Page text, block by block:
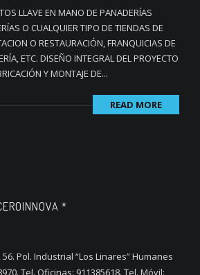
LLAVE EN MANO DE PANADERÍAS
O CUALQUIER TIPO DE TIENDAS DE
O RESTAURACIÓN, FRANQUICIAS DE
ETC. DISEÑO INTEGRAL DEL PROYECTO
Y MONTAJE DE...
READ MORE
*
Pol. Industrial “Los Linares” Humanes
Tel. Oficinas: 911385618. Tel. Móvil: